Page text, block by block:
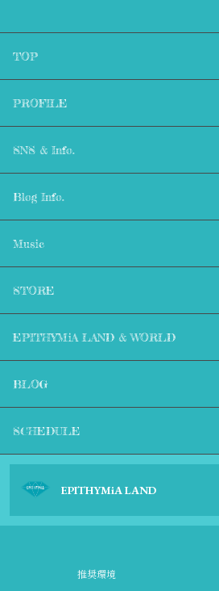
TOP
PROFILE
SNS & Info.
Blog Info.
Music
STORE
EPITHYMiA LAND & WORLD
BLOG
SCHEDULE
EPITHYMiA LAND
推奨環境